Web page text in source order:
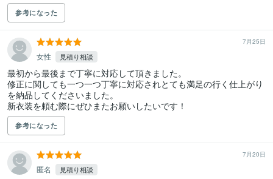
参考になった
7月25日
女性 見積り相談
最初から最後まで丁寧に対応して頂きました。
修正に関しても一つ一つ丁寧に対応されとても満足の行く仕上がり
を納品してくださいました。
新衣装を頼む際にぜひまたお願いしたいです！
参考になった
7月20日
匿名 見積り相談